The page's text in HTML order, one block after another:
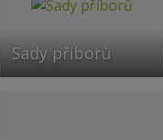
Sady příborů